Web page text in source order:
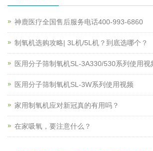
神鹿医疗全国售后服务电话400-993-6860
制氧机选购攻略| 3L机/5L机？到底选哪个？
医用分子筛制氧机SL-3A330/530系列使用视
医用分子筛制氧机SL-3W系列使用视频
家用制氧机应对新冠真的有用吗？
在家吸氧，要注意什么？